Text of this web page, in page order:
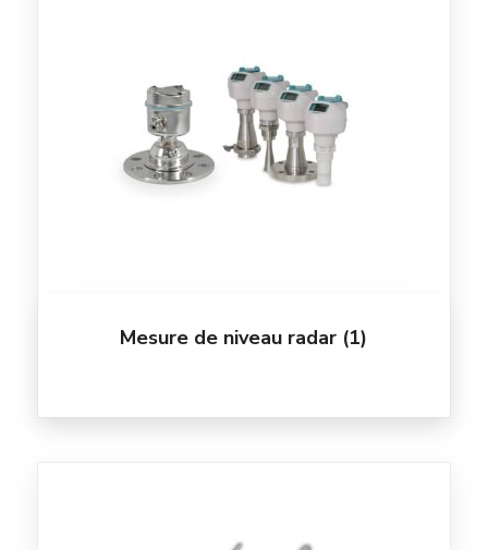
Mesure de niveau radar (1)